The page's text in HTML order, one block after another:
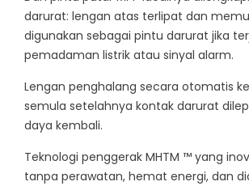
darurat: lengan atas terlipat dan
digunakan sebagai pintu darurat jika
pemadaman listrik atau sinyal alarm.
Lengan penghalang secara otomatis
semula setelahnya kontak darurat
daya kembali.
Teknologi penggerak MHTM ™ yang
tanpa perawatan, hemat energi, dan